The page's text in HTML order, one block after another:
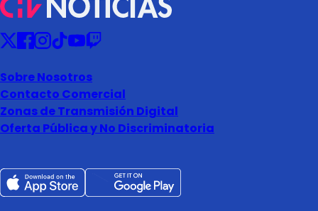
Sobre Nosotros
Contacto Comercial
Zonas de Transmisión Digital
Oferta Pública y No Discriminatoria